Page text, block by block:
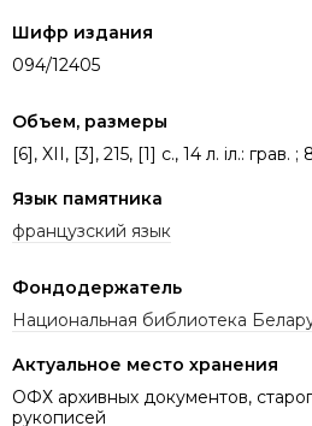
Шифр издания
094/12405
Объем, размеры
[6], XII, [3], 215, [1] с., 14 л. іл.: грав. ;
Язык памятника
французский язык
Фондодержатель
Национальная библиотека
Актуальное место хранения
ОФХ архивных документов,
рукописей